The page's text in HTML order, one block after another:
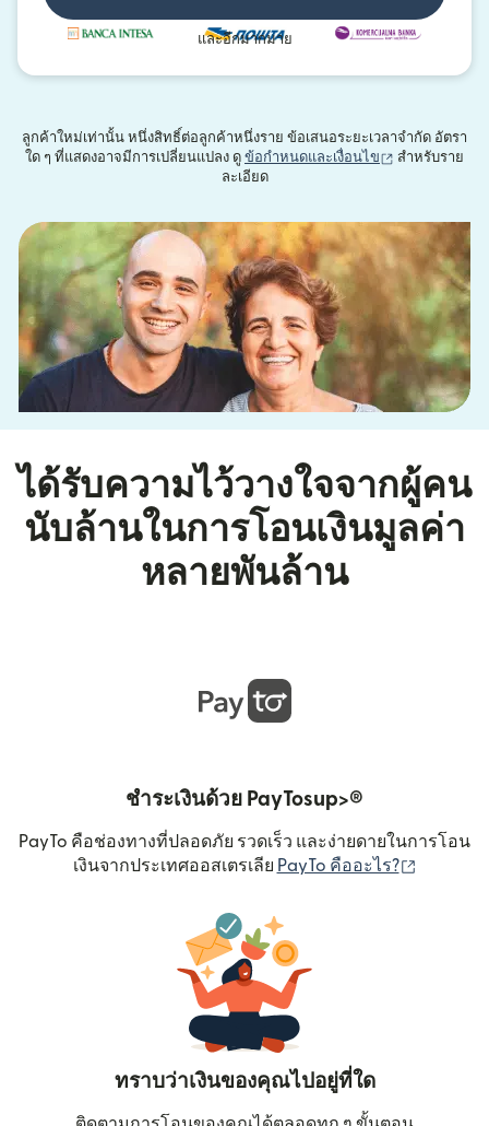
และอีกมากมาย
ลูกค้าใหม่เท่านั้น หนึ่งสิทธิ์ต่อลูกค้าหนึ่งราย ข้อเสนอระยะเวลาจำกัด อัตรา
ใด ๆ ที่แสดงอาจมีการเปลี่ยนแปลง ดู ข้อกำหนดและเงื่อนไข (เปิดในหน้าต่า
สำหรับราย
ละเอียด
ได้รับความไว้วางใจจากผู้คน
นับล้านในการโอนเงินมูลค่า
หลายพันล้าน
ชำระเงินด้วย PayTosup>®
PayTo คือช่องทางที่ปลอดภัย รวดเร็ว และง่ายดายในการโอน
เงินจากประเทศออสเตรเลีย PayTo คืออะไร?
ทราบว่าเงินของคุณไปอยู่ที่ใด